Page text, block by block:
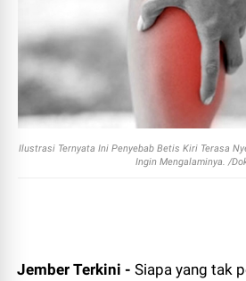
Ilustrasi Ternyata Ini Penyebab Betis Kiri Terasa
Ingin Mengalaminya. /
Jember Terkini -Siapa yang tak